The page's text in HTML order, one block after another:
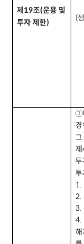
제 19조(운용 및
투자 제한) (
①
경
그
제
투
투
1.
2.
3.
4.
해